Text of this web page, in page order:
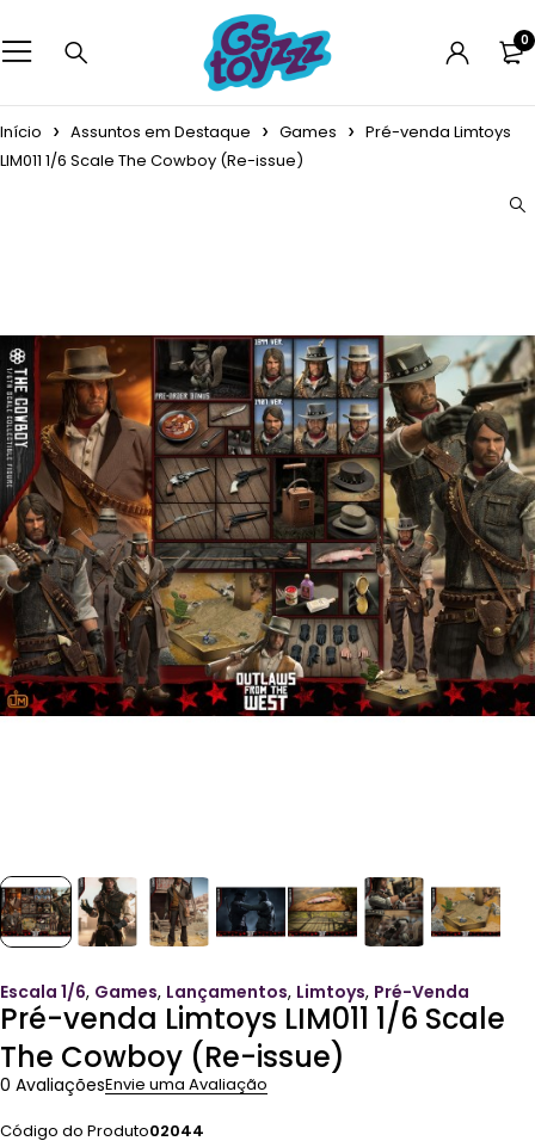
0
Início Assuntos em Destaque Games
Pré-venda Limtoys
LIM011 1/6 Scale The Cowboy (Re-issue)
Escala 1/6, Games, Lançamentos, Limtoys, Pré-Venda
Pré-venda Limtoys LIM011 1/6 Scale
The Cowboy (Re-issue)
0 AvaliaçõesEnvie uma Avaliação
Código do Produto02044